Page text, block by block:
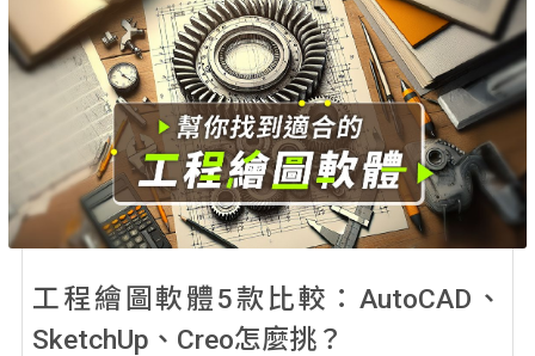
工程繪圖軟體5款比較：AutoCAD、
SketchUp、Creo怎麼挑？